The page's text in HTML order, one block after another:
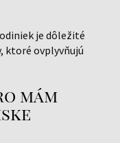
je dôležité
ktoré ovplyvňujú
mám